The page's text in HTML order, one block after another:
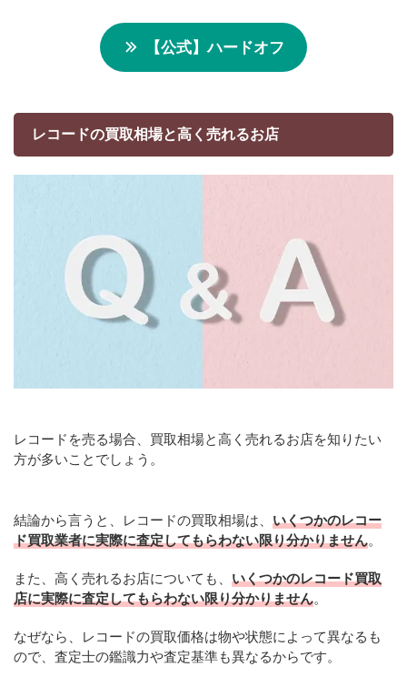
【公式】ハードオフ
レコードの買取相場と高く売れるお店
レコードを売る場合、買取相場と高く売れるお店を知りたい
方が多いことでしょう。
結論から言うと、レコードの買取相場は、 いくつかのレコー
ド買取業者に実際に査定してもらわない限り分かりません。
また、高く売れるお店についても、 いくつかのレコード買取
店に実際に査定してもらわない限り分かりません。
なぜなら、レコードの買取価格は物や状態によって異なるも
ので、査定士の鑑識力や査定基準も異なるからです。